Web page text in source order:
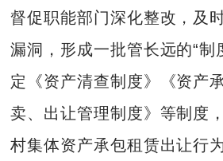
督促职能部门深化整改，及
漏洞，形成一批管长远的“制
定《资产清查制度》《资产
卖、出让管理制度》等制度
村集体资产承包租赁出让行